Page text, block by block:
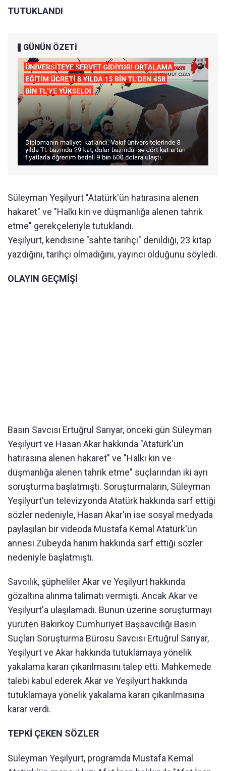
TUTUKLANDI
GÜNÜN ÖZETİ
Süleyman Yeşilyurt "Atatürk'ün hatırasına alenen
hakaret" ve "Halkı kin ve düşmanlığa alenen tahrik
etme" gerekçeleriyle tutuklandı.
Yeşilyurt, kendisine "sahte tarihçi" denildiği, 23 kitap
yazdığını, tarihçi olmadığını, yayıncı olduğunu söyledi.
OLAYIN GEÇMİŞİ
Basın Savcısı Ertuğrul Sarıyar, önceki gün Süleyman
Yeşilyurt ve Hasan Akar hakkında "Atatürk'ün
hatırasına alenen hakaret" ve "Halkı kin ve
düşmanlığa alenen tahrik etme" suçlarından iki ayrı
soruşturma başlatmıştı. Soruşturmaların, Süleyman
Yeşilyurt'un televizyonda Atatürk hakkında sarf ettiği
sözler nedeniyle, Hasan Akar'ın ise sosyal medyada
paylaşılan bir videoda Mustafa Kemal Atatürk'ün
annesi Zübeyda hanım hakkında sarf ettiği sözler
nedeniyle başlatmıştı.
Savcılık, şüpheliler Akar ve Yeşilyurt hakkında
gözaltına alınma talimatı vermişti. Ancak Akar ve
Yeşilyurt'a ulaşılamadı. Bunun üzerine soruşturmayı
yürüten Bakırköy Cumhuriyet Başsavcılığı Basın
Suçları Soruşturma Bürosu Savcısı Ertuğrul Sarıyar,
Yeşilyurt ve Akar hakkında tutuklamaya yönelik
yakalama kararı çıkarılmasını talep etti. Mahkemede
talebi kabul ederek Akar ve Yeşilyurt hakkında
tutuklamaya yönelik yakalama kararı çıkarılmasına
karar verdi.
TEPKİ ÇEKEN SÖZLER
Süleyman Yeşilyurt, programda Mustafa Kemal